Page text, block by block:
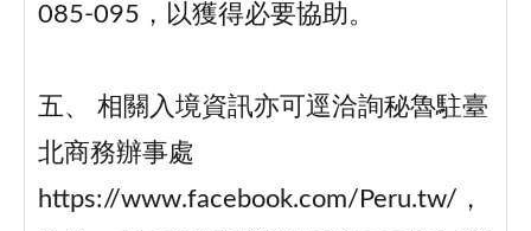
085-095，以獲得必要協助。
五、 相關入境資訊亦可逕洽詢秘魯駐臺
北商務辦事處
https://www.facebook.com/Peru.tw/，